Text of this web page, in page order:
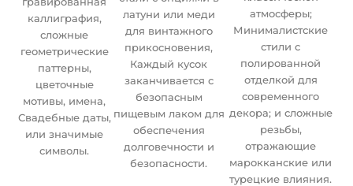
каллиграфия,
сложные
геометрические
паттерны,
цветочные
мотивы, имена,
Свадебные даты,
или значимые
символы.
латуни или меди
для винтажного
прикосновения,
Каждый кусок
заканчивается с
безопасным
пищевым лаком для
обеспечения
долговечности и
безопасности.
атмосферы;
Минималистские
стили с
полированной
отделкой для
современного
декора; и сложные
резьбы,
отражающие
марокканские или
турецкие влияния.